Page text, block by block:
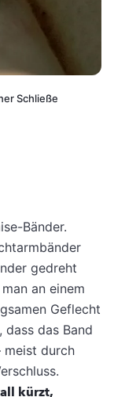
Schließe
Bänder.
gedreht
an einem
Geflecht
das Band
meist durch
kürzt,